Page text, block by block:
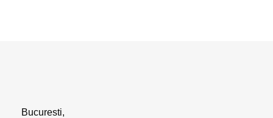
Bucuresti,